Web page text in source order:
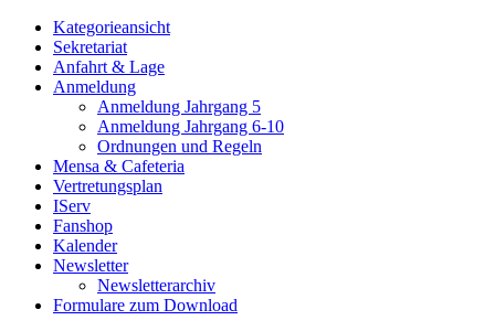
Kategorieansicht
Sekretariat
Anfahrt & Lage
Anmeldung
Anmeldung Jahrgang 5
Anmeldung Jahrgang 6-10
Ordnungen und Regeln
Mensa & Cafeteria
Vertretungsplan
IServ
Fanshop
Kalender
Newsletter
Newsletterarchiv
Formulare zum Download